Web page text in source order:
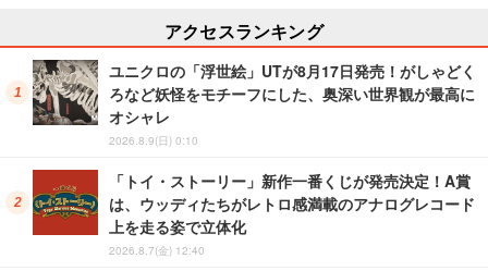
アクセスランキング
ユニクロの「浮世絵」UTが8月17日発売！がしゃどく
ろなど妖怪をモチーフにした、奥深い世界観が最高に
オシャレ
2026.8.9(日) 0:10
「トイ・ストーリー」新作一番くじが発売決定！A賞
は、ウッディたちがレトロ感満載のアナログレコード
上を走る姿で立体化
2026.8.7(金) 12:40